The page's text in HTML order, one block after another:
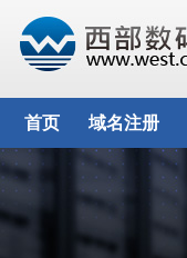
首页 域名注册